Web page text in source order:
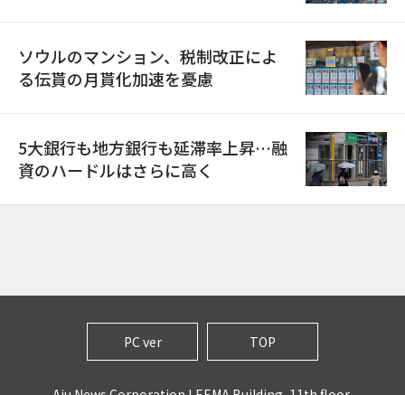
ソウルのマンション、税制改正によ
る伝貰の月貰化加速を憂慮
5大銀行も地方銀行も延滞率上昇…融
資のハードルはさらに高く
PC ver TOP